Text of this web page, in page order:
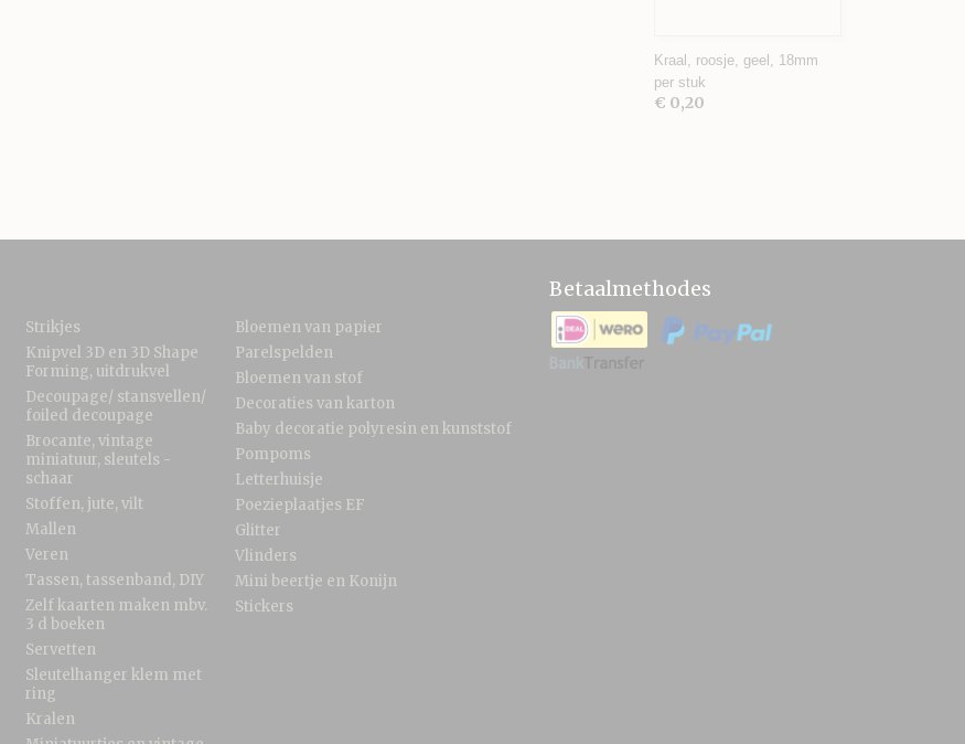
Kraal, roosje, geel, 18mm
per stuk
€ 0,20
Strikjes
Knipvel 3D en 3D Shape
Forming, uitdrukvel
Decoupage/ stansvellen/
foiled decoupage
Brocante, vintage
miniatuur, sleutels -
schaar
Stoffen, jute, vilt
Mallen
Veren
Tassen, tassenband, DIY
Zelf kaarten maken mbv.
3 d boeken
Servetten
Sleutelhanger klem met
ring
Kralen
Bloemen van papier
Parelspelden
Bloemen van stof
Decoraties van karton
Baby decoratie polyresin en kunststof
Pompoms
Letterhuisje
Poezieplaatjes EF
Glitter
Vlinders
Mini beertje en Konijn
Stickers
Betaalmethodes